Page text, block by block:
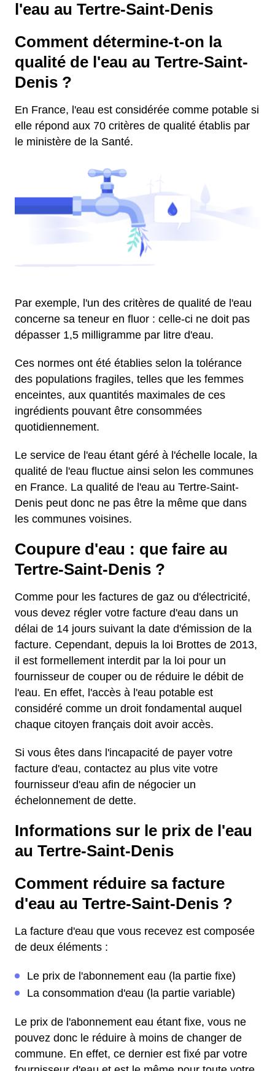
l'eau au Tertre-Saint-Denis
Comment détermine-t-on la
qualité de l'eau au Tertre-Saint-
Denis ?
En France, l'eau est considérée comme potable si
elle répond aux 70 critères de qualité établis par
le ministère de la Santé.
Par exemple, l'un des critères de qualité de l'eau
concerne sa teneur en fluor : celle-ci ne doit pas
dépasser 1,5 milligramme par litre d'eau.
Ces normes ont été établies selon la tolérance
des populations fragiles, telles que les femmes
enceintes, aux quantités maximales de ces
ingrédients pouvant être consommées
quotidiennement.
Le service de l'eau étant géré à l'échelle locale, la
qualité de l'eau fluctue ainsi selon les communes
en France. La qualité de l'eau au Tertre-Saint-
Denis peut donc ne pas être la même que dans
les communes voisines.
Coupure d'eau : que faire au
Tertre-Saint-Denis ?
Comme pour les factures de gaz ou d'électricité,
vous devez régler votre facture d'eau dans un
délai de 14 jours suivant la date d'émission de la
facture. Cependant, depuis la loi Brottes de 2013,
il est formellement interdit par la loi pour un
fournisseur de couper ou de réduire le débit de
l'eau. En effet, l'accès à l'eau potable est
considéré comme un droit fondamental auquel
chaque citoyen français doit avoir accès.
Si vous êtes dans l'incapacité de payer votre
facture d'eau, contactez au plus vite votre
fournisseur d'eau afin de négocier un
échelonnement de dette.
Informations sur le prix de l'eau
au Tertre-Saint-Denis
Comment réduire sa facture
d'eau au Tertre-Saint-Denis ?
La facture d'eau que vous recevez est composée
de deux éléments :
Le prix de l'abonnement eau (la partie fixe)
La consommation d'eau (la partie variable)
Le prix de l'abonnement eau étant fixe, vous ne
pouvez donc le réduire à moins de changer de
commune. En effet, ce dernier est fixé par votre